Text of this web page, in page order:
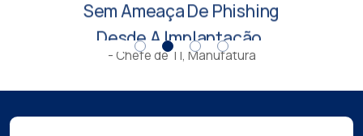
- Chefe de TI, Manufatura